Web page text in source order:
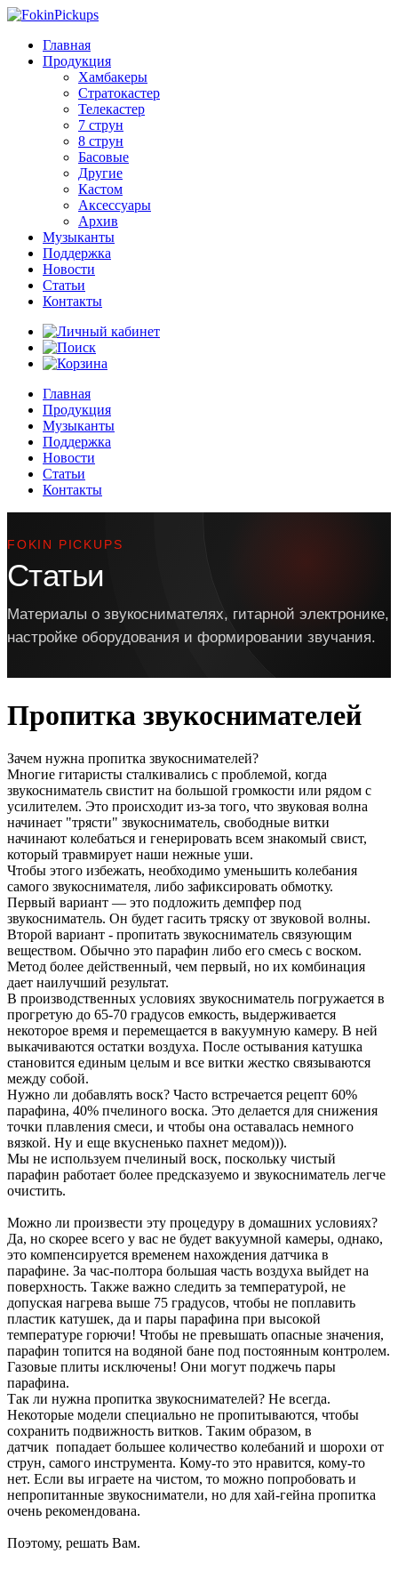
Главная
Продукция
Хамбакеры
Стратокастер
Телекастер
7 струн
8 струн
Басовые
Другие
Кастом
Аксессуары
Архив
Музыканты
Поддержка
Новости
Статьи
Контакты
Главная
Продукция
Музыканты
Поддержка
Новости
Статьи
Контакты
FOKIN PICKUPS
Статьи
Материалы о звукоснимателях, гитарной электронике,
настройке оборудования и формировании звучания.
Пропитка звукоснимателей
Зачем нужна пропитка звукоснимателей?
Многие гитаристы сталкивались с проблемой, когда
звукосниматель свистит на большой громкости или рядом с
усилителем. Это происходит из-за того, что звуковая волна
начинает "трясти" звукосниматель, свободные витки
начинают колебаться и генерировать всем знакомый свист,
который травмирует наши нежные уши.
Чтобы этого избежать, необходимо уменьшить колебания
самого звукоснимателя, либо зафиксировать обмотку.
Первый вариант — это подложить демпфер под
звукосниматель. Он будет гасить тряску от звуковой волны.
Второй вариант - пропитать звукосниматель связующим
веществом. Обычно это парафин либо его смесь с воском.
Метод более действенный, чем первый, но их комбинация
дает наилучший результат.
В производственных условиях звукосниматель погружается в
прогретую до 65-70 градусов емкость, выдерживается
некоторое время и перемещается в вакуумную камеру. В ней
выкачиваются остатки воздуха. После остывания катушка
становится единым целым и все витки жестко связываются
между собой.
Нужно ли добавлять воск? Часто встречается рецепт 60%
парафина, 40% пчелиного воска. Это делается для снижения
точки плавления смеси, и чтобы она оставалась немного
вязкой. Ну и еще вкусненько пахнет медом))).
Мы не используем пчелиный воск, поскольку чистый
парафин работает более предсказуемо и звукосниматель легче
очистить.
Можно ли произвести эту процедуру в домашних условиях?
Да, но скорее всего у вас не будет вакуумной камеры, однако,
это компенсируется временем нахождения датчика в
парафине. За час-полтора большая часть воздуха выйдет на
поверхность. Также важно следить за температурой, не
допуская нагрева выше 75 градусов, чтобы не поплавить
пластик катушек, да и пары парафина при высокой
температуре горючи! Чтобы не превышать опасные значения,
парафин топится на водяной бане под постоянным контролем.
Газовые плиты исключены! Они могут поджечь пары
парафина.
Так ли нужна пропитка звукоснимателей? Не всегда.
Некоторые модели специально не пропитываются, чтобы
сохранить подвижность витков. Таким образом, в
датчик попадает большее количество колебаний и шорохи от
струн, самого инструмента. Кому-то это нравится, кому-то
нет. Если вы играете на чистом, то можно попробовать и
непропитанные звукосниматели, но для хай-гейна пропитка
очень рекомендована.
Поэтому, решать Вам.